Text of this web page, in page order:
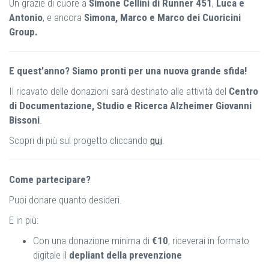
Un grazie di cuore a Simone Cellini di Runner 451, Luca e
Antonio, e ancora Simona, Marco e Marco dei Cuoricini
Group.
E quest’anno? Siamo pronti per una nuova grande sfida!
Il ricavato delle donazioni sarà destinato alle attività del Centro
di Documentazione, Studio e Ricerca Alzheimer Giovanni
Bissoni.
Scopri di più sul progetto cliccando qui.
Come partecipare?
Puoi donare quanto desideri.
E in più:
Con una donazione minima di €10, riceverai in formato
digitale il depliant della prevenzione